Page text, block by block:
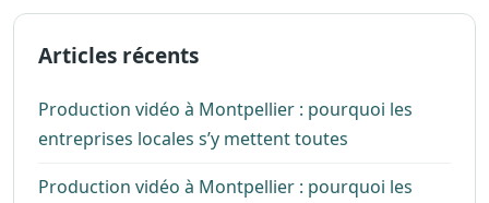
Articles récents
Production vidéo à Montpellier : pourquoi les
entreprises locales s’y mettent toutes
Production vidéo à Montpellier : pourquoi les